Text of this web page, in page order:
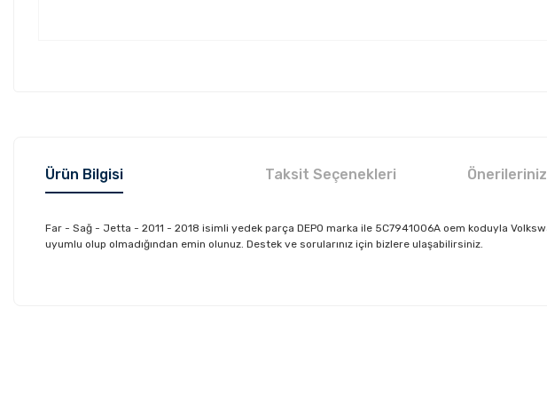
Ürün Bilgisi Taksit Seçenekleri Önerileriniz
Far - Sağ - Jetta - 2011 - 2018 isimli yedek parça DEPO marka ile 5C7941006A oem koduyla
uyumlu olup olmadığından emin olunuz. Destek ve sorularınız için bizlere ulaşabilirsiniz.